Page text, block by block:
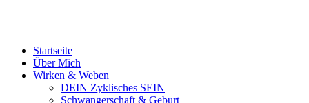
Startseite
Über Mich
Wirken & Weben
DEIN Zyklisches SEIN
Schwangerschaft & Geburt